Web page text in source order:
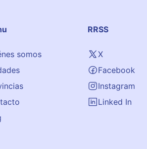
somos
RRSS
X
Facebook
Instagram
Linked In